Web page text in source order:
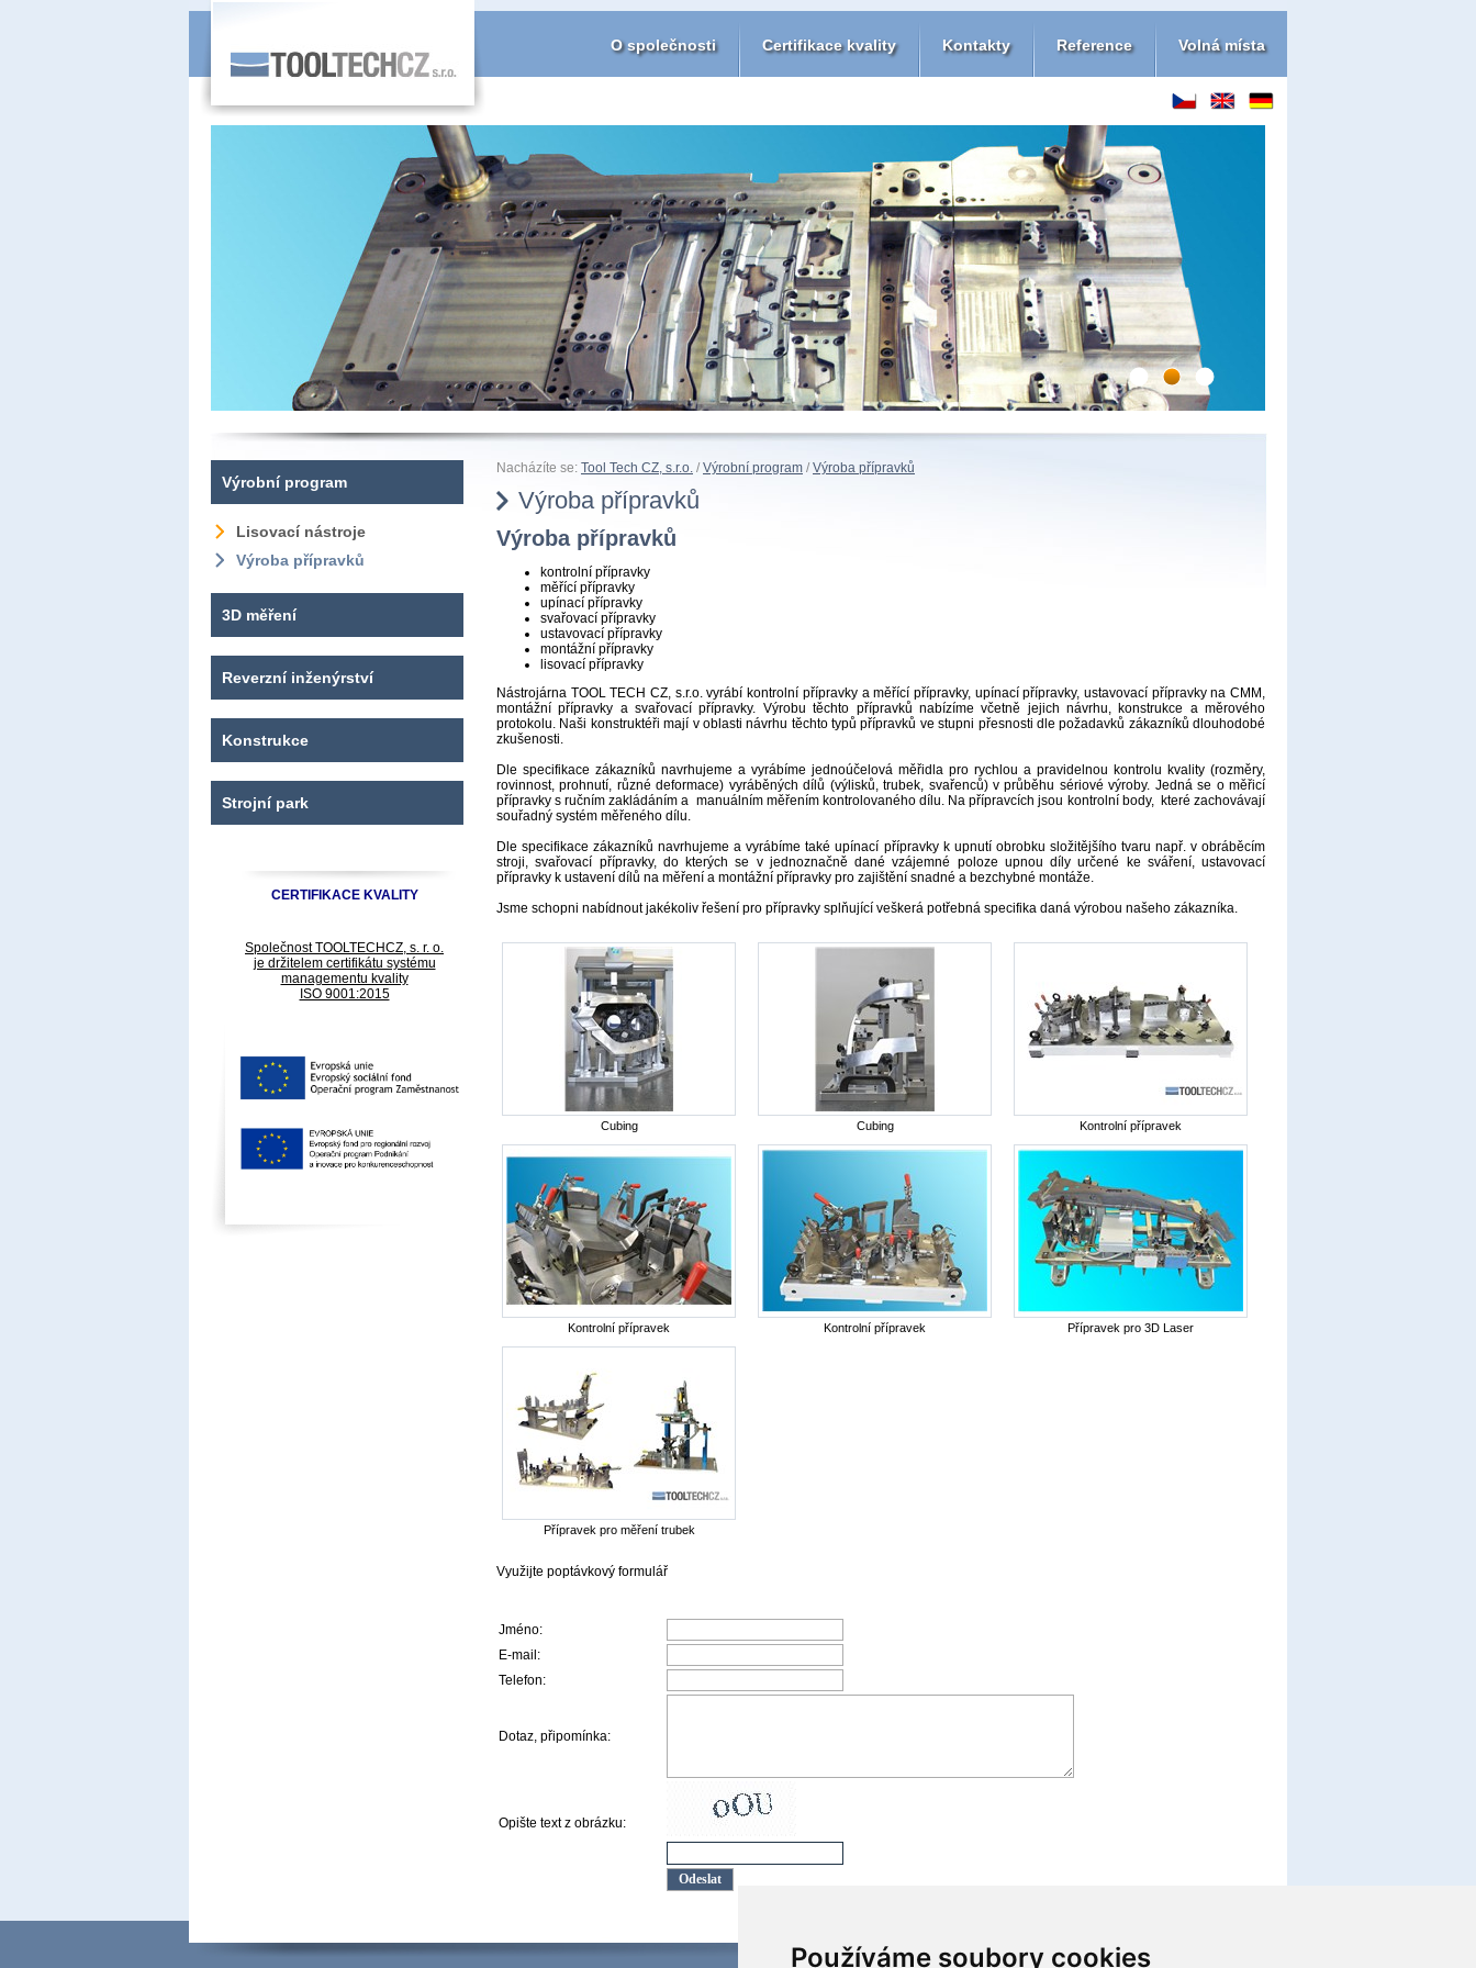
Používáme soubory cookies
O společnosti Certifikace kvality Kontakty Reference Volná místa
1 2 3
Výrobní program
Lisovací nástroje
Výroba přípravků
3D měření
Reverzní inženýrství
Konstrukce
Strojní park
CERTIFIKACE KVALITY
Společnost TOOLTECHCZ, s. r. o.
je držitelem certifikátu systému
managementu kvality
ISO 9001:2015
Nacházíte se: Tool Tech CZ, s.r.o. /Výrobní program / Výroba přípravků
Výroba přípravků
Výroba přípravků
kontrolní přípravky
měřící přípravky
upínací přípravky
svařovací přípravky
ustavovací přípravky
montážní přípravky
lisovací přípravky
Nástrojárna TOOL TECH CZ, s.r.o. vyrábí kontrolní přípravky a měřící přípravky, upínací přípravky, ustavovací přípravky na CMM,
montážní přípravky a svařovací přípravky. Výrobu těchto přípravků nabízíme včetně jejich návrhu, konstrukce a měrového
protokolu. Naši konstruktéři mají v oblasti návrhu těchto typů přípravků ve stupni přesnosti dle požadavků zákazníků dlouhodobé
zkušenosti.
Dle specifikace zákazníků navrhujeme a vyrábíme jednoúčelová měřidla pro rychlou a pravidelnou kontrolu kvality (rozměry,
rovinnost, prohnutí, různé deformace) vyráběných dílů (výlisků, trubek, svařenců) v průběhu sériové výroby. Jedná se o měřicí
přípravky s ručním zakládáním a manuálním měřením kontrolovaného dílu. Na přípravcích jsou kontrolní body, které zachovávají
souřadný systém měřeného dílu.
Dle specifikace zákazníků navrhujeme a vyrábíme také upínací přípravky k upnutí obrobku složitějšího tvaru např. v obráběcím
stroji, svařovací přípravky, do kterých se v jednoznačně dané vzájemné poloze upnou díly určené ke sváření, ustavovací
přípravky k ustavení dílů na měření a montážní přípravky pro zajištění snadné a bezchybné montáže.
Jsme schopni nabídnout jakékoliv řešení pro přípravky splňující veškerá potřebná specifika daná výrobou našeho zákazníka.
Cubing Cubing Kontrolní přípravek
Kontrolní přípravek Kontrolní přípravek Přípravek pro 3D Laser
Přípravek pro měření trubek
Využijte poptávkový formulář
Jméno:
E-mail :
Telefon:
Dotaz, připomínka:
Opište text z obrázku: